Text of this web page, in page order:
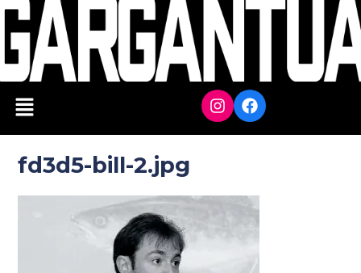
fd3d5-bill-2.jpg